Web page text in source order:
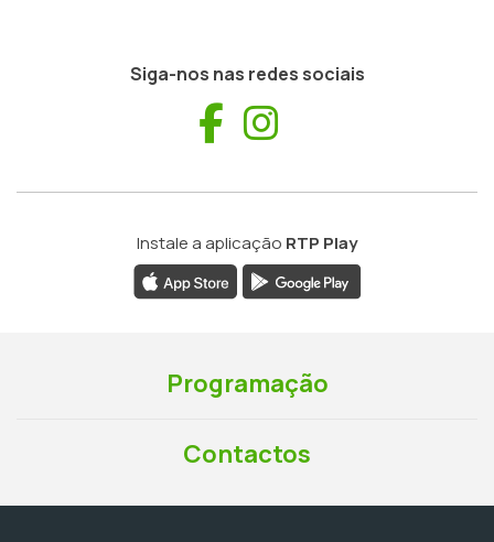
Siga-nos nas redes sociais
Facebook
Instale a aplicação RTP Play
Programação
Contactos